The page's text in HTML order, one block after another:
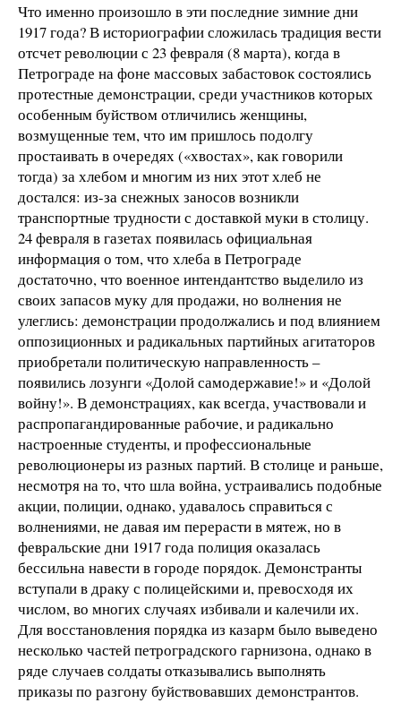
Что именно произошло в эти последние зимние дни
1917 года? В историографии сложилась традиция вести
отсчет революции с 23 февраля (8 марта), когда в
Петрограде на фоне массовых забастовок состоялись
протестные демонстрации, среди участников которых
особенным буйством отличились женщины,
возмущенные тем, что им пришлось подолгу
простаивать в очередях («хвостах», как говорили
тогда) за хлебом и многим из них этот хлеб не
достался: из-за снежных заносов возникли
транспортные трудности с доставкой муки в столицу.
24 февраля в газетах появилась официальная
информация о том, что хлеба в Петрограде
достаточно, что военное интендантство выделило из
своих запасов муку для продажи, но волнения не
улеглись: демонстрации продолжались и под влиянием
оппозиционных и радикальных партийных агитаторов
приобретали политическую направленность –
появились лозунги «Долой самодержавие!» и «Долой
войну!». В демонстрациях, как всегда, участвовали и
распропагандированные рабочие, и радикально
настроенные студенты, и профессиональные
революционеры из разных партий. В столице и раньше,
несмотря на то, что шла война, устраивались подобные
акции, полиции, однако, удавалось справиться с
волнениями, не давая им перерасти в мятеж, но в
февральские дни 1917 года полиция оказалась
бессильна навести в городе порядок. Демонстранты
вступали в драку с полицейскими и, превосходя их
числом, во многих случаях избивали и калечили их.
Для восстановления порядка из казарм было выведено
несколько частей петроградского гарнизона, однако в
ряде случаев солдаты отказывались выполнять
приказы по разгону буйствовавших демонстрантов.